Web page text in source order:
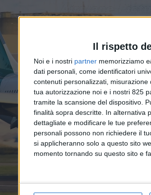
Il rispetto
Noi e i nostri partner memorizziamo
dati personali, come identificatori
contenuti personalizzati,
tua autorizzazione noi e i nostri 825
tramite la scansione del dispositivo.
finalità sopra descritte. In alternativa
dettagliate e modificare le tue
personali possono non richiedere il
si applicheranno solo a questo sito
momento tornando su questo sito e